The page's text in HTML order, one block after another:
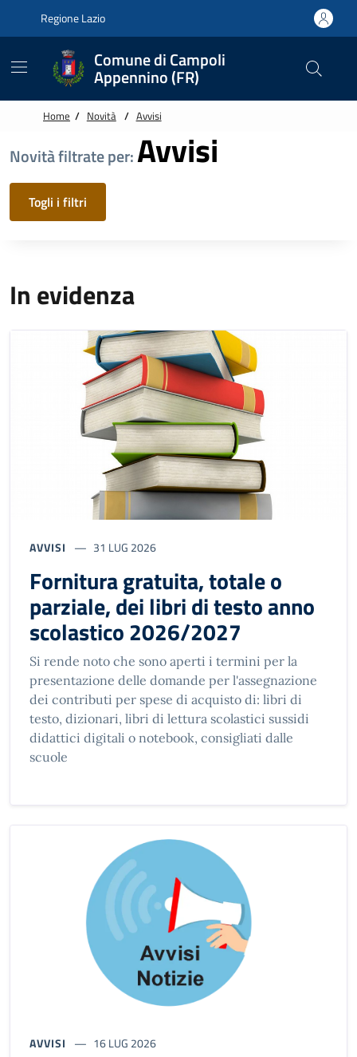
Regione Lazio
Comune di Campoli
Appennino (FR)
Home / Novità / Avvisi
Novità filtrate per:Avvisi
Togli i filtri
In evidenza
AVVISI 31 LUG 2026
Fornitura gratuita, totale o
parziale, dei libri di testo anno
scolastico 2026/2027
Si rende noto che sono aperti i termini per la
presentazione delle domande per l'assegnazione
dei contributi per spese di acquisto di: libri di
testo, dizionari, libri di lettura scolastici sussidi
didattici digitali o notebook, consigliati dalle
scuole
AVVISI 16 LUG 2026